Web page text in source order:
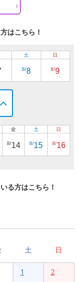
はこちら！
土
8/8
日
8/9
金
8/14
土
8/15
日
8/16
る方はこちら！
土 日
1 2